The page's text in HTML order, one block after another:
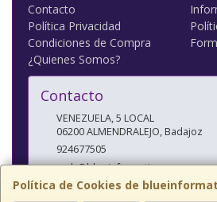
Política de Cookies de
Contacto
Política Privacidad
Condiciones de Compra
¿Quienes Somos?
Contacto
VENEZUELA, 5 LOCAL
06200ALMENDRALEJO,Badajoz
924677505
web@blueinformatica.com